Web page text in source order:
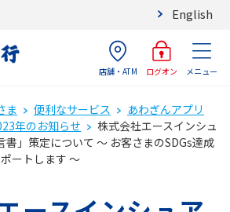
English
店舗・ATM ログオン メニュー
ま 便利なサービス
あわぎんアプリ
年のお知らせ
株式会社エースインシュ
書」策定について ～ お客さまのSDGs達成
ートします ～